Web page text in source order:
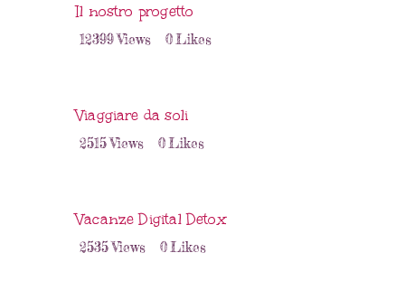
Il nostro progetto
12399Views 0Likes
Viaggiare da soli
2515Views 0Likes
Vacanze Digital Detox
2535Views 0Likes